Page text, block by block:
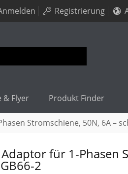
Registrierung
& Flyer Produkt Finder
Stromschiene, 50N, 6A –
Adaptor für 1-Phasen
2